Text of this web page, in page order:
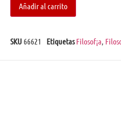
Añadir al carrito
SKU 66621 Etiquetas Filosof¡a,